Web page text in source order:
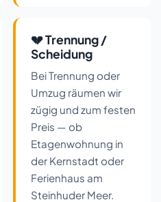
💔 Trennung /
Scheidung
Bei Trennung oder
Umzug räumen wir
zügig und zum festen
Preis — ob
Etagenwohnung in
der Kernstadt oder
Ferienhaus am
Steinhuder Meer.